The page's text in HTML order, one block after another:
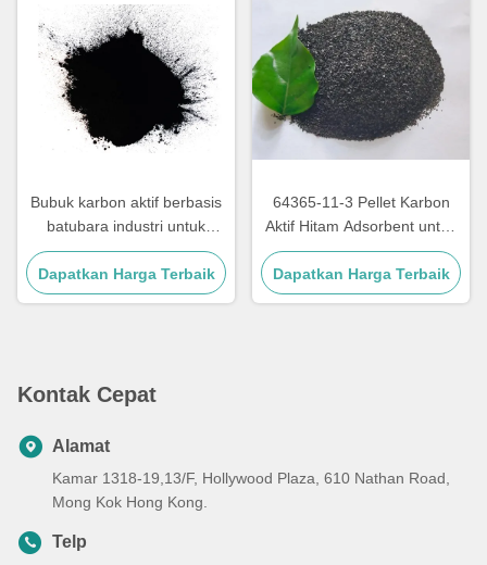
Bubuk karbon aktif berbasis
batubara industri untuk
pengolahan limbah
Dapatkan Harga Terbaik
64365-11-3 Pellet Karbon
Aktif Hitam Adsorbent untuk
Pembersihan Gas
Dapatkan Harga Terbaik
Kontak Cepat
Alamat
Kamar 1318-19,13/F, Hollywood Plaza, 610 Nathan Road,
Mong Kok Hong Kong.
Telp